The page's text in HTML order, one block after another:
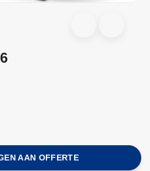
AAN OFFERTE